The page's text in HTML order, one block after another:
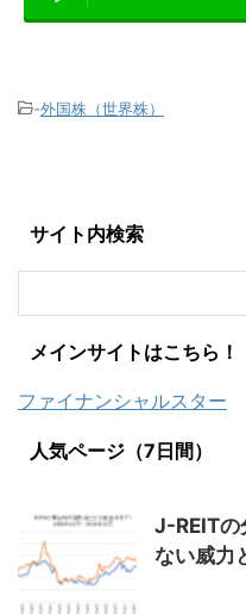
-外国株（世界株）
サイト内検索
メインサイトはこちら！
ファイナンシャルスター
人気ページ（7日間）
J-REITの
ない威力